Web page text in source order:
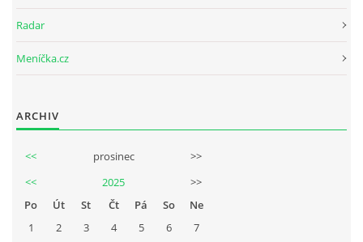
Radar
Meníčka.cz
ARCHIV
<< prosinec
>>
<<
2025
>>
Po
Út St Čt Pá So
Ne
1
2 3 4 5 6
7